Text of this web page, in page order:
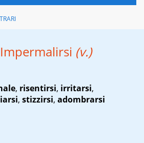
Impermalirsi (v.)
, risentirsi, irritarsi,
, stizzirsi, adombrarsi